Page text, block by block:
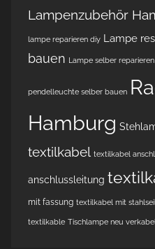
Lampenzubehör
lampe reparieren diy Lampe
bauen Lampe selber reparieren
pendelleuchte selber bauen
Hamburg
textilkabel textilkabel
anschlussleitung
mit fassung textilkabel mit stahlseil
textilkable Tischlampe neu